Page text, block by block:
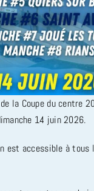
la Coupe du centre
14 juin 2026.
est accessible à tous